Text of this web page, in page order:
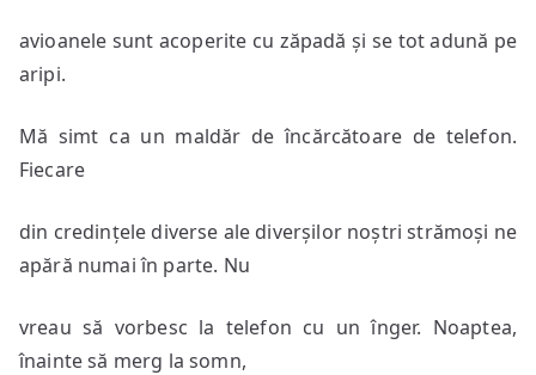
avioanele sunt acoperite cu zăpadă și se tot adună pe
aripi.
Mă simt ca un maldăr de încărcătoare de telefon.
Fiecare
din credințele diverse ale diverșilor noștri strămoși ne
apără numai în parte. Nu
vreau să vorbesc la telefon cu un înger. Noaptea,
înainte să merg la somn,